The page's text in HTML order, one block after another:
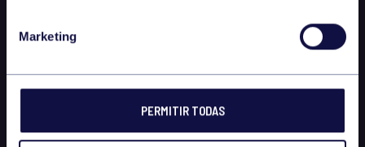
Marketing
PERMITIR TODAS